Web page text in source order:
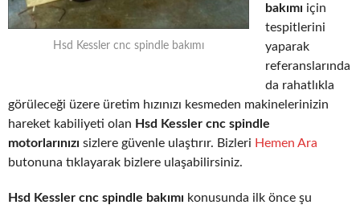
Hsd Kessler cnc spindle bakımı
bakımı için
tespitlerini
yaparak
referanslarında
da rahatlıkla
görüleceği üzere üretim hızınızı kesmeden makinelerinizin
hareket kabiliyeti olan Hsd Kessler cnc spindle
motorlarınızı sizlere güvenle ulaştırır. Bizleri Hemen Ara
butonuna tıklayarak bizlere ulaşabilirsiniz.
Hsd Kessler cnc spindle bakımı konusunda ilk önce şu